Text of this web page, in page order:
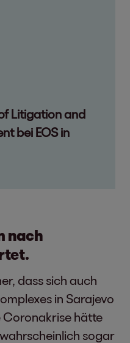
Litigation and
bei EOS in
nach
dass sich auch
in Sarajevo
Coronakrise hätte
sogar